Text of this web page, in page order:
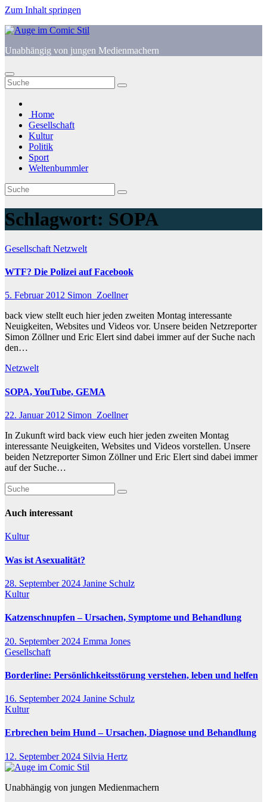
Zum Inhalt springen
Unabhängig von jungen Medienmachern
Home
Gesellschaft
Kultur
Politik
Sport
Weltenbummler
Schlagwort: SOPA
Gesellschaft Netzwelt
WTF? Die Polizei auf Facebook
5. Februar 2012 Simon_Zoellner
back view stellt euch hier jeden zweiten Montag interessante
Neuigkeiten, Websites und Videos vor. Unsere beiden Netzreporter
Simon Zöllner und Eric Elert sind dabei immer auf der Suche nach
den…
Netzwelt
SOPA, YouTube, GEMA
22. Januar 2012 Simon_Zoellner
In Zukunft wird back view euch hier jeden zweiten Montag
interessante Neuigkeiten, Websites und Videos vorstellen. Unsere
beiden Netzreporter Simon Zöllner und Eric Elert sind dabei immer
auf der Suche…
Auch interessant
Kultur
Was ist Asexualität?
28. September 2024 Janine Schulz
Kultur
Katzenschnupfen – Ursachen, Symptome und Behandlung
20. September 2024 Emma Jones
Gesellschaft
Borderline: Persönlichkeitsstörung verstehen, leben und helfen
16. September 2024 Janine Schulz
Kultur
Erbrechen beim Hund – Ursachen, Diagnose und Behandlung
12. September 2024 Silvia Hertz
Unabhängig von jungen Medienmachern